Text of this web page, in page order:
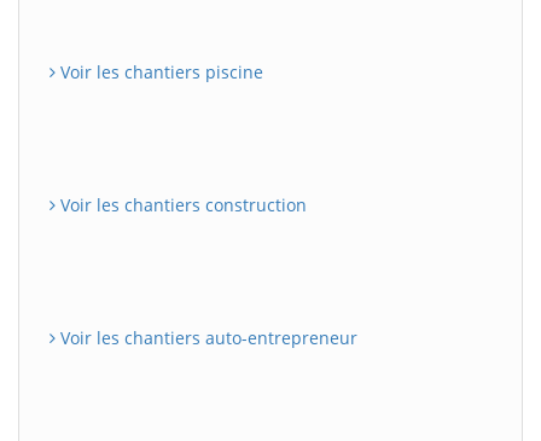
Voir les chantiers piscine
Voir les chantiers construction
Voir les chantiers auto-entrepreneur